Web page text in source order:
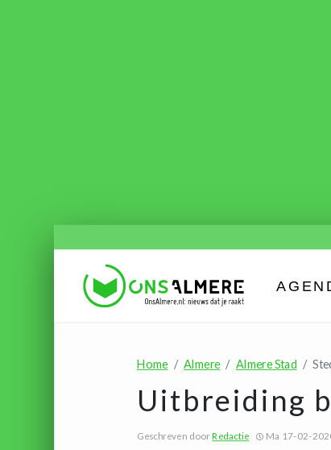
Home Almere Almere Stad
Uitbreiding
Geschreven doorRedactie Ma 17-02-